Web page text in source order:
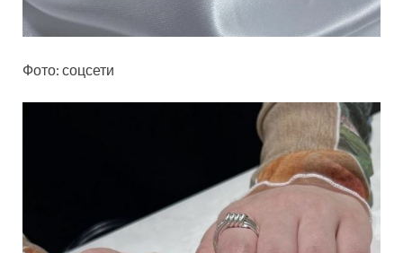
Фото: соцсети